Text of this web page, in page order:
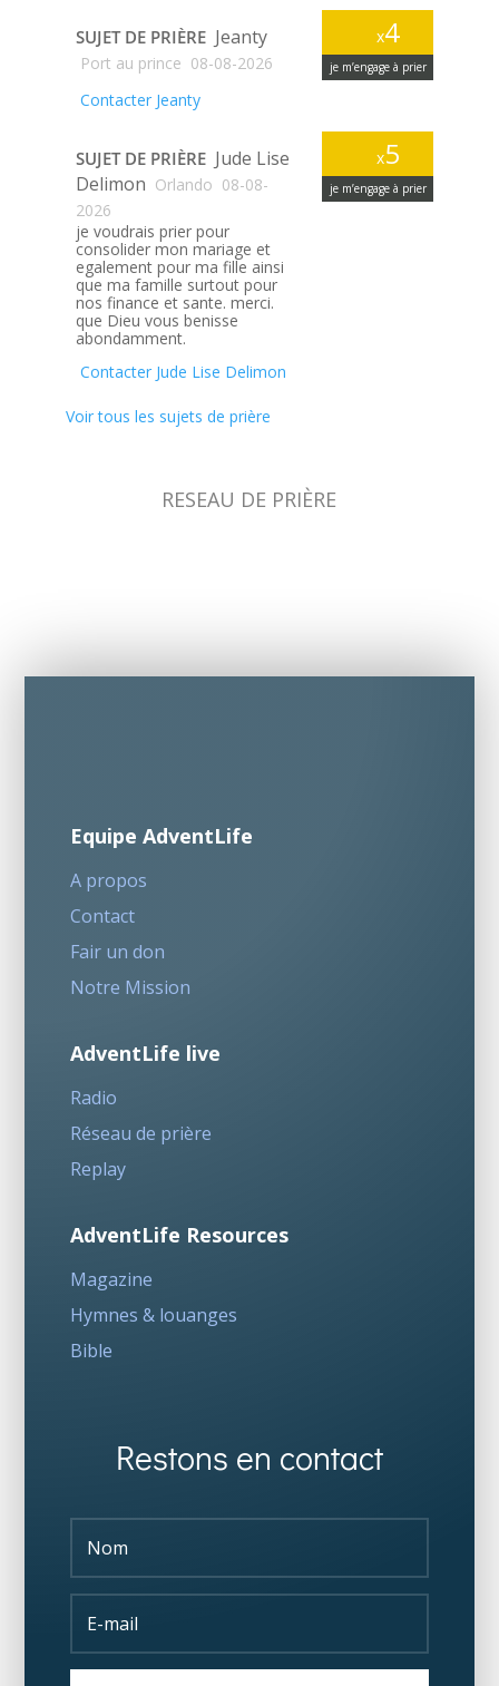
x4
je m’engage à prier
SUJET DE PRIÈRE Jeanty
Port au prince 08-08-2026
Contacter Jeanty
x5
je m’engage à prier
SUJET DE PRIÈRE Jude Lise
Delimon Orlando 08-08-
2026
je voudrais prier pour
consolider mon mariage et
egalement pour ma fille ainsi
que ma famille surtout pour
nos finance et sante. merci.
que Dieu vous benisse
abondamment.
Contacter Jude Lise Delimon
Voir tous les sujets de prière
RESEAU DE PRIÈRE
Equipe AdventLife
A propos
Contact
Fair un don
Notre Mission
AdventLife live
Radio
Réseau de prière
Replay
AdventLife Resources
Magazine
Hymnes & louanges
Bible
Restons en contact